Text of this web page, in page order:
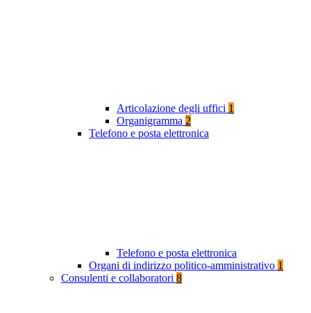
Articolazione degli uffici 1
Organigramma 2
Telefono e posta elettronica
Telefono e posta elettronica
Organi di indirizzo politico-amministrativo 1
Consulenti e collaboratori 8